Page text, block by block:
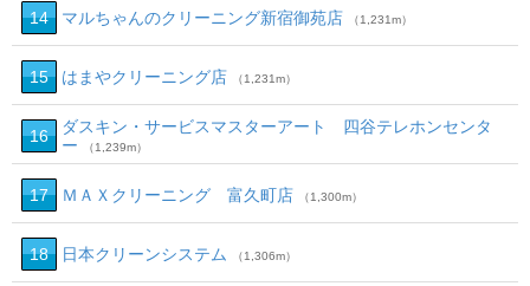
14 マルちゃんのクリーニング新宿御苑店 （1,231m）
15 はまやクリーニング店 （1,231m）
16
ダスキン・サービスマスターアート 四谷テレホンセンタ
ー
（1,239m）
17 ＭＡＸクリーニング 富久町店 （1,300m）
18 日本クリーンシステム （1,306m）